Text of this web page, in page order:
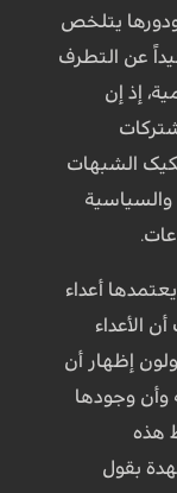
ودورها یتلخص
عن التطرف
إذ إن
الشبهات
والسیاسیة
أعداء
الأعداء
إظهار أن
وأن وجودها
هذه
بقول